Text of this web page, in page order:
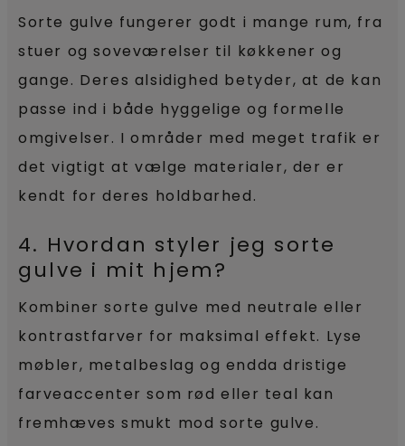
Sorte gulve fungerer godt i mange rum, fra
stuer og soveværelser til køkkener og
gange. Deres alsidighed betyder, at de kan
passe ind i både hyggelige og formelle
omgivelser. I områder med meget trafik er
det vigtigt at vælge materialer, der er
kendt for deres holdbarhed.
4. Hvordan styler jeg sorte
gulve i mit hjem?
Kombiner sorte gulve med neutrale eller
kontrastfarver for maksimal effekt. Lyse
møbler, metalbeslag og endda dristige
farveaccenter som rød eller teal kan
fremhæves smukt mod sorte gulve.